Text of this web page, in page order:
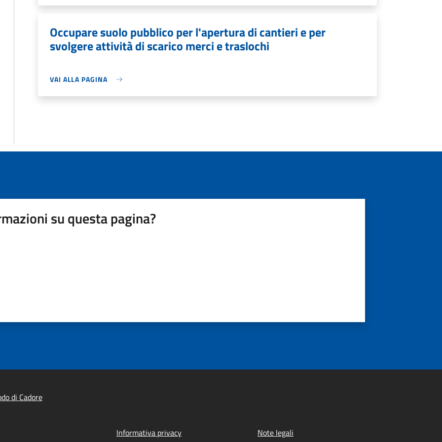
Occupare suolo pubblico per l'apertura di cantieri e per
svolgere attività di scarico merci e traslochi
VAI ALLA PAGINA
su questa pagina?
di Cadore
Informativa privacy Note legali